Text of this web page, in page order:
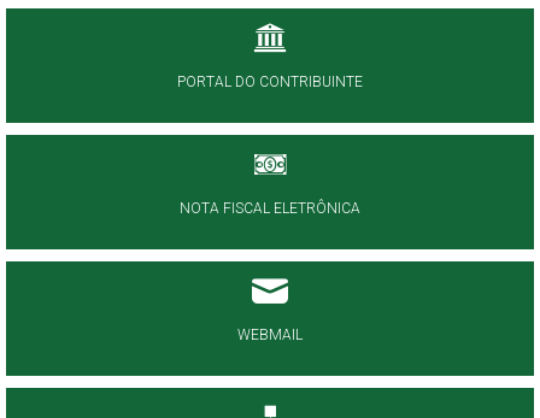
PORTAL DO CONTRIBUINTE
NOTA FISCAL ELETRÔNICA
WEBMAIL